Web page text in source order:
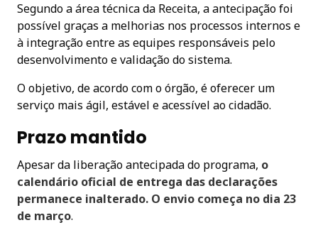
Segundo a área técnica da Receita, a antecipação foi
possível graças a melhorias nos processos internos e
à integração entre as equipes responsáveis pelo
desenvolvimento e validação do sistema.
O objetivo, de acordo com o órgão, é oferecer um
serviço mais ágil, estável e acessível ao cidadão.
Prazo mantido
Apesar da liberação antecipada do programa, o
calendário oficial de entrega das declarações
permanece inalterado. O envio começa no dia 23
de março.